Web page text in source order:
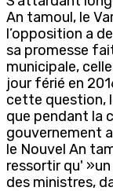
An tamoul, le
l’opposition a
sa promesse
municipale,
jour férié en
cette question,
que pendant la
gouvernement
le Nouvel An
ressortir qu'
des ministres,